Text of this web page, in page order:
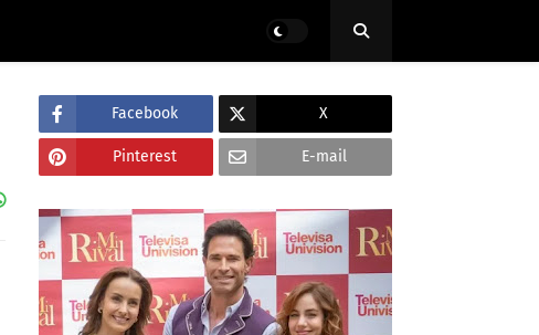
Facebook X
Pinterest E-mail